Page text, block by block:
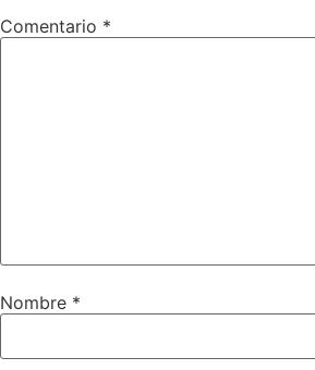
Comentario *
Nombre *